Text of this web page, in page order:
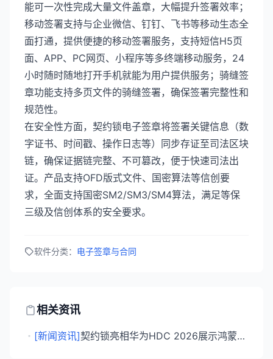
能可一次性完成大量文件盖章，大幅提升签署效率；
移动签署支持与企业微信、钉钉、飞书等移动生态全
面打通，提供便捷的移动签署服务，支持短信H5页
面、APP、PC网页、小程序等多终端移动服务，24
小时随时随地打开手机就能为用户提供服务；骑缝签
章功能支持多页文件的骑缝签署，确保签署完整性和
规范性。
在安全性方面，契约锁电子签章将签署关键信息（数
字证书、时间戳、操作日志等）同步存证至司法区块
链，确保证据链完整、不可篡改，便于快速司法出
证。产品支持OFD版式文件、国密算法等信创要
求，全面支持国密SM2/SM3/SM4算法，满足等保
三级及信创体系的安全要求。
软件分类： 电子签章与合同
相关资讯
・ [新闻资讯] 契约锁亮相华为HDC 2026展示鸿蒙原生SDK方案，中标新疆银行电子签章项目